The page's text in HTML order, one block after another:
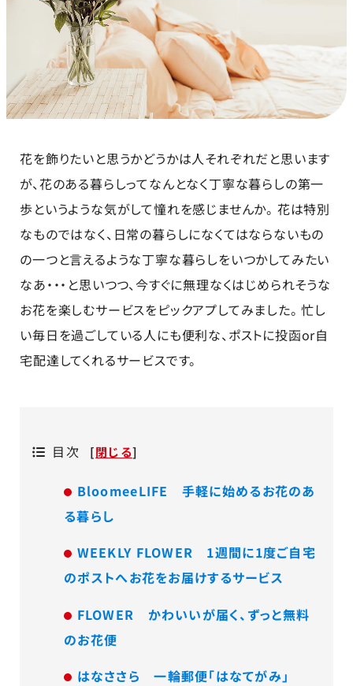
花を飾りたいと思うかどうかは人それぞれだと思います
が、花のある暮らしってなんとなく丁寧な暮らしの第一
歩というような気がして憧れを感じませんか。 花は特別
なものではなく、日常の暮らしになくてはならないもの
の一つと言えるような丁寧な暮らしをいつかしてみたい
なあ・・・と思いつつ、今すぐに無理なくはじめられそうな
お花を楽しむサービスをピックアプしてみました。 忙し
い毎日を過ごしている人にも便利な、ポストに投函or自
宅配達してくれるサービスです。
目次 [閉じる]
BloomeeLIFE 手軽に始めるお花のあ
る暮らし
WEEKLY FLOWER 1週間に1度ご自宅
のポストへお花をお届けするサービス
FLOWER かわいいが届く、ずっと無料
のお花便
はなささら 一輪郵便「はなてがみ」